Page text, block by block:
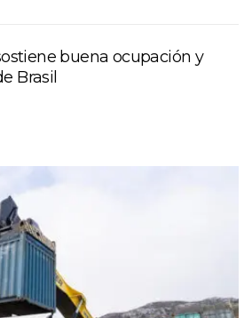
buena ocupación y
Brasil